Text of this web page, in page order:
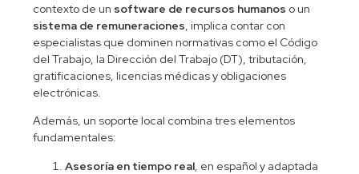
contexto de un software de recursos humanos o un
sistema de remuneraciones, implica contar con
especialistas que dominen normativas como el Código
del Trabajo, la Dirección del Trabajo (DT), tributación,
gratificaciones, licencias médicas y obligaciones
electrónicas.
Además, un soporte local combina tres elementos
fundamentales:
Asesoría en tiempo real , en español y adaptada